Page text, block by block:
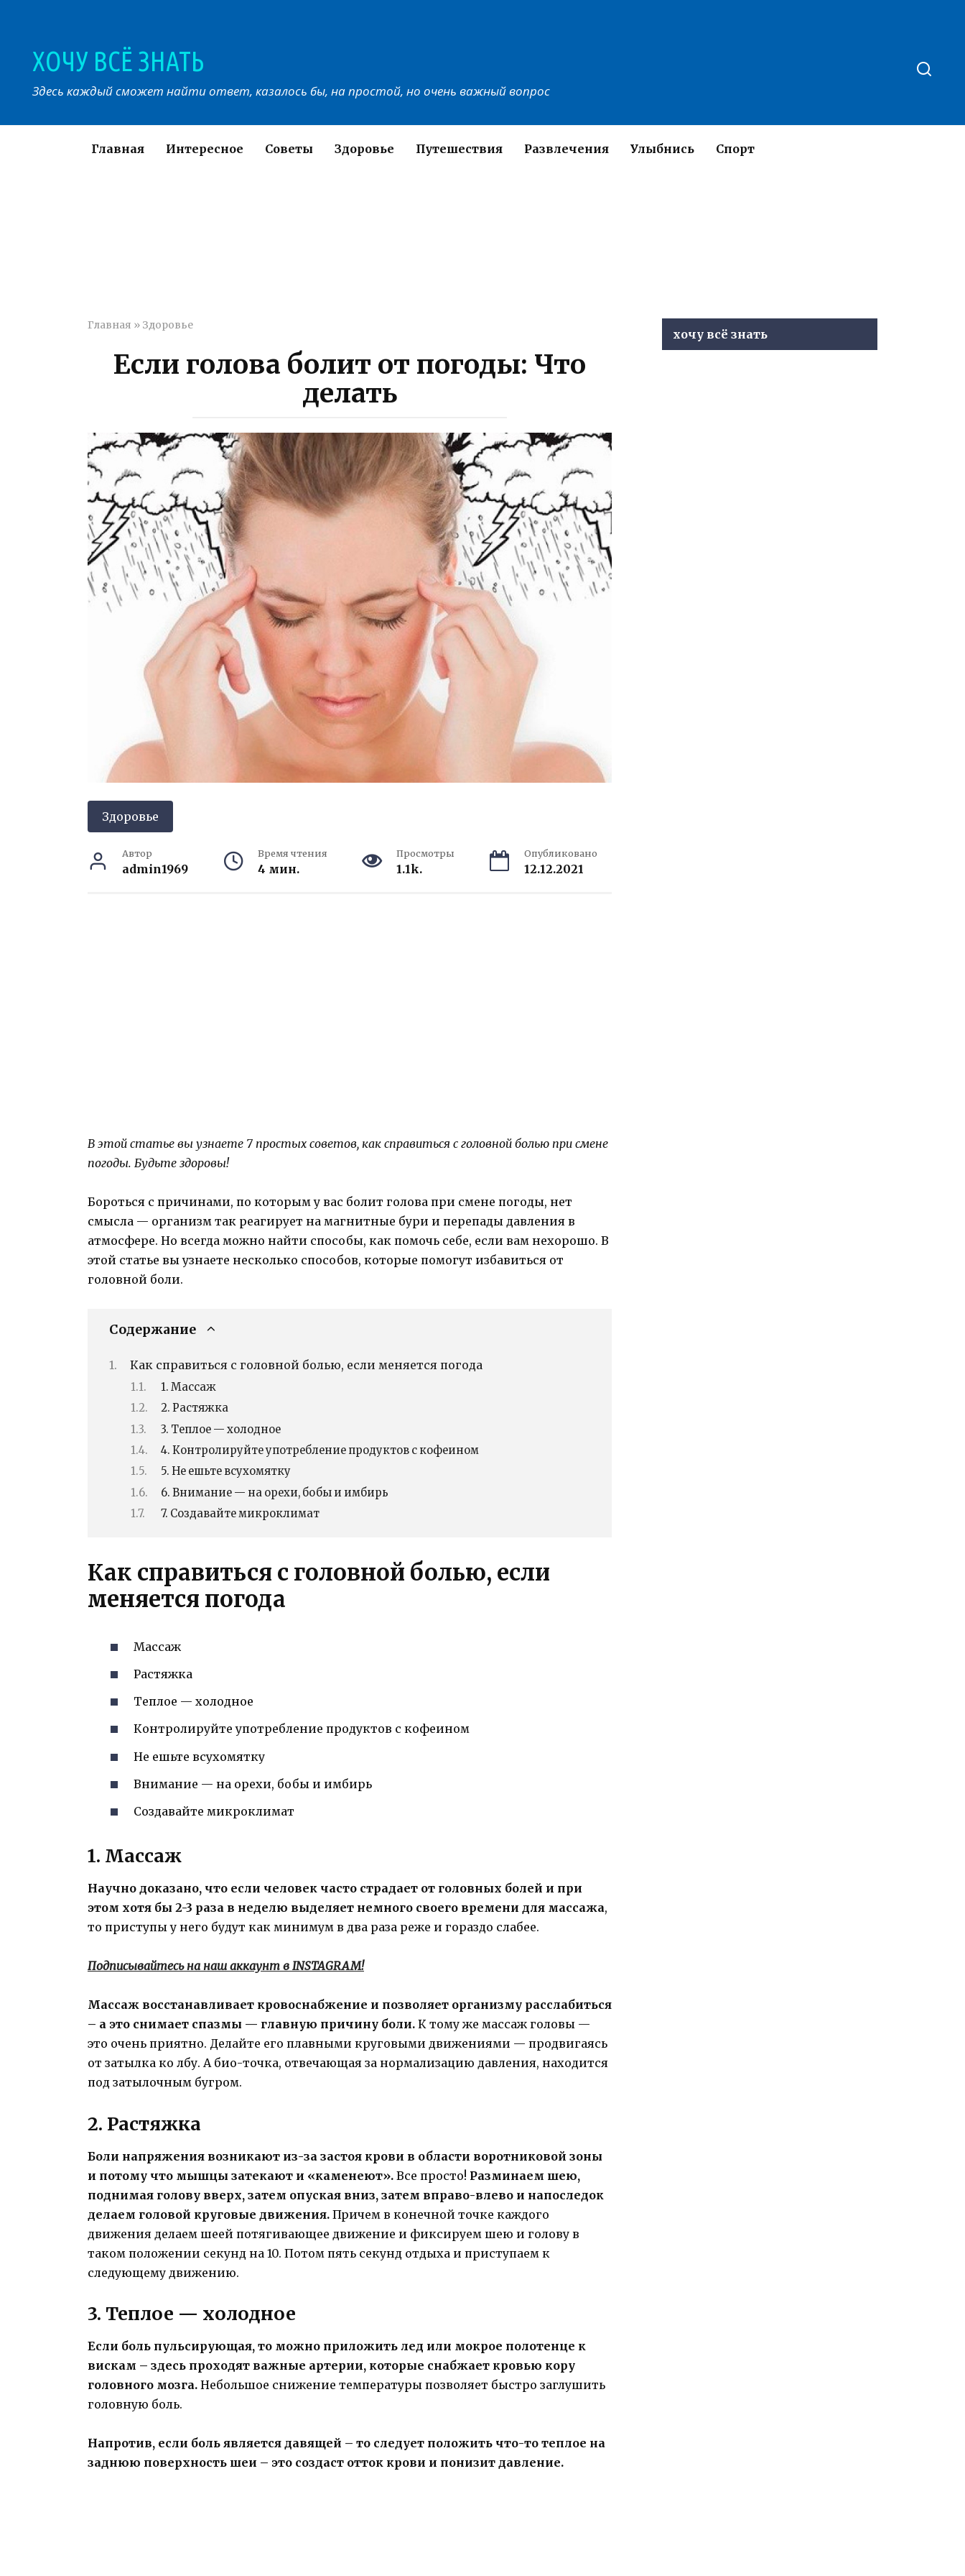
ХОЧУ ВСЁ ЗНАТЬ
Здесь каждый сможет найти ответ, казалось бы, на простой, но очень важный вопрос
Главная Интересное Советы Здоровье Путешествия Развлечения Улыбнись Спорт
Главная » Здоровье
Если голова болит от погоды: Что
делать
Здоровье
Автор
admin1969
Время чтения
4 мин.
Просмотры
1.1k.
Опубликовано
12.12.2021
В этой статье вы узнаете 7 простых советов, как справиться с головной болью при смене
погоды. Будьте здоровы!
Бороться с причинами, по которым у вас болит голова при смене погоды, нет
смысла — организм так реагирует на магнитные бури и перепады давления в
атмосфере. Но всегда можно найти способы, как помочь себе, если вам нехорошо. В
этой статье вы узнаете несколько способов, которые помогут избавиться от
головной боли.
Содержание
Как справиться с головной болью, если меняется погода
1. Массаж
2. Растяжка
3. Теплое — холодное
4. Контролируйте употребление продуктов с кофеином
5. Не ешьте всухомятку
6. Внимание — на орехи, бобы и имбирь
7. Создавайте микроклимат
Как справиться с головной болью, если
меняется погода
Массаж
Растяжка
Теплое — холодное
Контролируйте употребление продуктов с кофеином
Не ешьте всухомятку
Внимание — на орехи, бобы и имбирь
Создавайте микроклимат
1. Массаж
Научно доказано, что если человек часто страдает от головных болей и при
этом хотя бы 2-3 раза в неделю выделяет немного своего времени для массажа,
то приступы у него будут как минимум в два раза реже и гораздо слабее.
Подписывайтесь на наш аккаунт в INSTAGRAM!
Массаж восстанавливает кровоснабжение и позволяет организму расслабиться
– а это снимает спазмы — главную причину боли. К тому же массаж головы —
это очень приятно. Делайте его плавными круговыми движениями — продвигаясь
от затылка ко лбу. А био-точка, отвечающая за нормализацию давления, находится
под затылочным бугром.
2. Растяжка
Боли напряжения возникают из-за застоя крови в области воротниковой зоны
и потому что мышцы затекают и «каменеют». Все просто! Разминаем шею,
поднимая голову вверх, затем опуская вниз, затем вправо-влево и напоследок
делаем головой круговые движения. Причем в конечной точке каждого
движения делаем шеей потягивающее движение и фиксируем шею и голову в
таком положении секунд на 10. Потом пять секунд отдыха и приступаем к
следующему движению.
3. Теплое — холодное
Если боль пульсирующая, то можно приложить лед или мокрое полотенце к
вискам – здесь проходят важные артерии, которые снабжает кровью кору
головного мозга. Небольшое снижение температуры позволяет быстро заглушить
головную боль.
Напротив, если боль является давящей – то следует положить что-то теплое на
заднюю поверхность шеи – это создаст отток крови и понизит давление.
хочу всё знать